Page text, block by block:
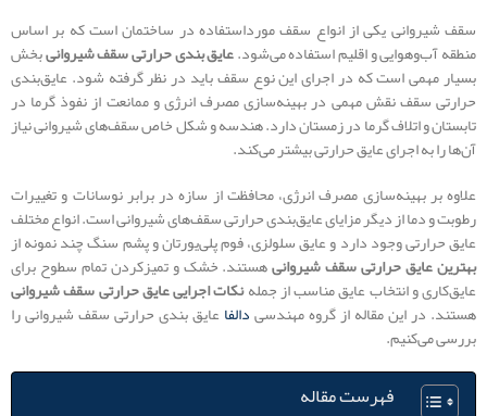
سقف شیروانی یکی از انواع سقف مورداستفاده در ساختمان است که بر اساس
منطقه آب‌وهوایی و اقلیم استفاده می‌شود.عایق بندی حرارتی سقف شیروانیبخش
بسیار مهمی است که در اجرای این نوع سقف باید در نظر گرفته شود. عایق‌بندی
حرارتی سقف نقش مهمی در بهینه‌سازی مصرف انرژی و ممانعت از نفوذ گرما در
تابستان و اتلاف گرما در زمستان دارد. هندسه و شکل خاص سقف‌های شیروانی نیاز
آن‎‌ها را به اجرای عایق حرارتی بیشتر می‌کند.
علاوه بر بهینه‌سازی مصرف انرژی، محافظت از سازه در برابر نوسانات و تغییرات
رطوبت و دما از دیگر مزایای عایق‌بندی حرارتی سقف‌های شیروانی است. انواع مختلف
عایق حرارتی وجود دارد و عایق سلولزی، فوم پلی‌یورتان و پشم سنگ چند نمونه از
بهترین عایق حرارتی سقف شیروانیهستند. خشک و تمیزکردن تمام سطوح برای
عایق‌کاری و انتخاب عایق مناسب از جملهنکات اجرایی عایق حرارتی سقف شیروانی
هستند. در این مقاله از گروه مهندسیدالفا عایق بندی حرارتی سقف شیروانی را
بررسی می‌کنیم.
فهرست مقاله